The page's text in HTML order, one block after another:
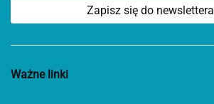
Zapisz się do newslettera
Ważne linki